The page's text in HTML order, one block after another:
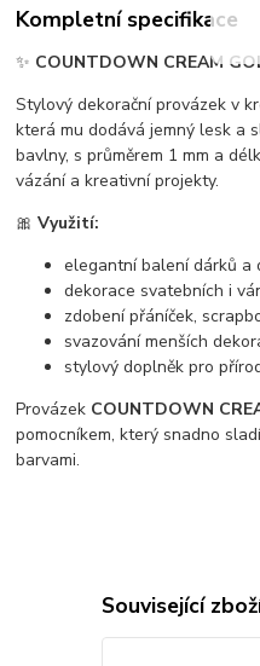
Kompletní specifikace
✨ COUNTDOWN CREAM
Stylový dekorační provázek v
která mu dodává jemný lesk a
bavlny, s průměrem 1 mm a
vázání a kreativní projekty.
🎀Využití:
elegantní balení dárků a
dekorace svatebních i
zdobení přáníček,
svazování menších
stylový doplněk pro
Provázek COUNTDOWN
pomocníkem, který snadno
barvami.
Související